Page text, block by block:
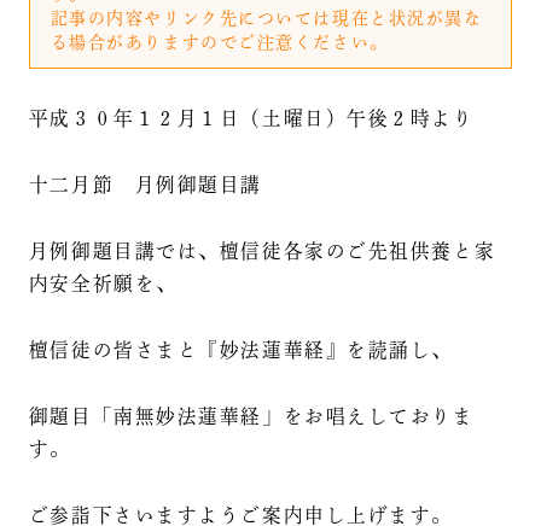
記事の内容やリンク先については現在と状況が異な
る場合がありますのでご注意ください。
平成３０年１２月１日（土曜日）午後２時より
十二月節 月例御題目講
月例御題目講では、檀信徒各家のご先祖供養と家
内安全祈願を、
檀信徒の皆さまと『妙法蓮華経』を読誦し、
御題目「南無妙法蓮華経」をお唱えしておりま
す。
ご参詣下さいますようご案内申し上げます。